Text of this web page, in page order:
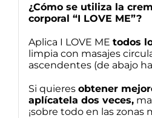
¿Cómo se utiliza la
corporal “I LOVE ME”?
Aplica I LOVE ME todos
limpia con masajes
ascendentes (de abajo
Si quieres obtener
aplícatela dos veces,
¡sobre todo en las zonas